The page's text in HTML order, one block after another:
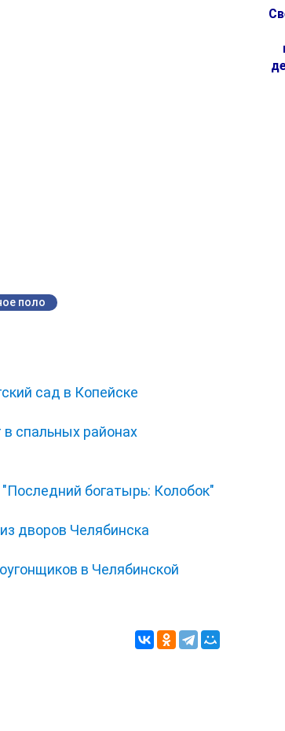
поло
сад в Копейске
спальных районах
богатырь: Колобок"
дворов Челябинска
в Челябинской